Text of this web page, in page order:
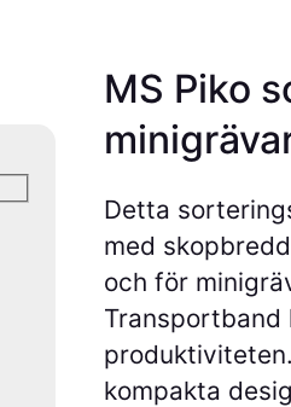
MS Piko
Detta
med
och för
Transportband
kompakta